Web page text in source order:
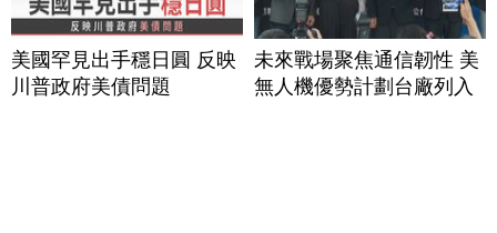
美國罕見出手穩日圓 反映
川普政府美債問題
未來戰場聚焦通信韌性 美
無人機優勢計劃台廠列入